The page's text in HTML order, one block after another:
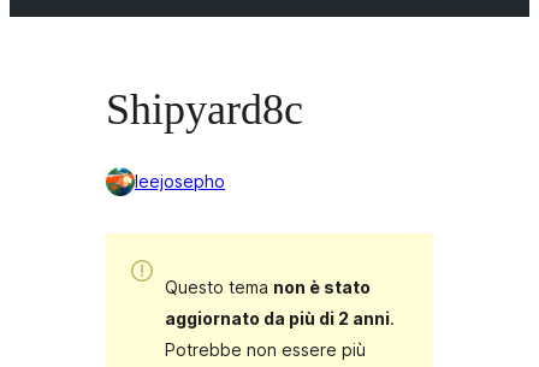
Shipyard8c
leejosepho
Questo tema non è stato
aggiornato da più di 2 anni.
Potrebbe non essere più